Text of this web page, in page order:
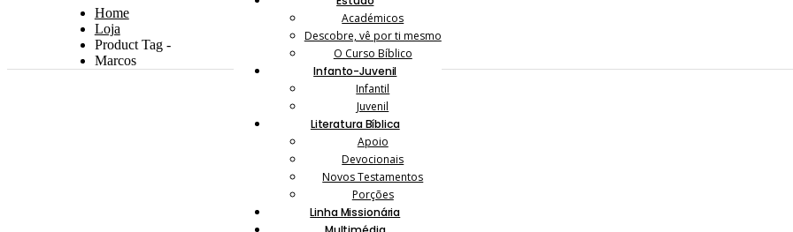
Académicos
Descobre, vê por ti mesmo
O Curso Bíblico
Infanto-Juvenil
Infantil
Juvenil
Literatura Bíblica
Apoio
Devocionais
Novos Testamentos
Porções
Linha Missionária
Home
Loja
Product Tag -
Marcos